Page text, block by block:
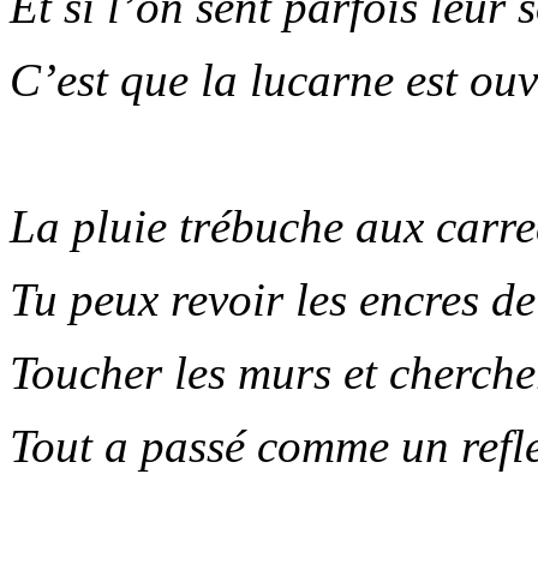
C’est que la lucarne est
La pluie trébuche aux
Tu peux revoir les encres
Toucher les murs et
Tout a passé comme un